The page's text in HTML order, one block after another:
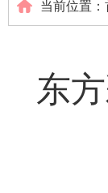
当前位置：
东